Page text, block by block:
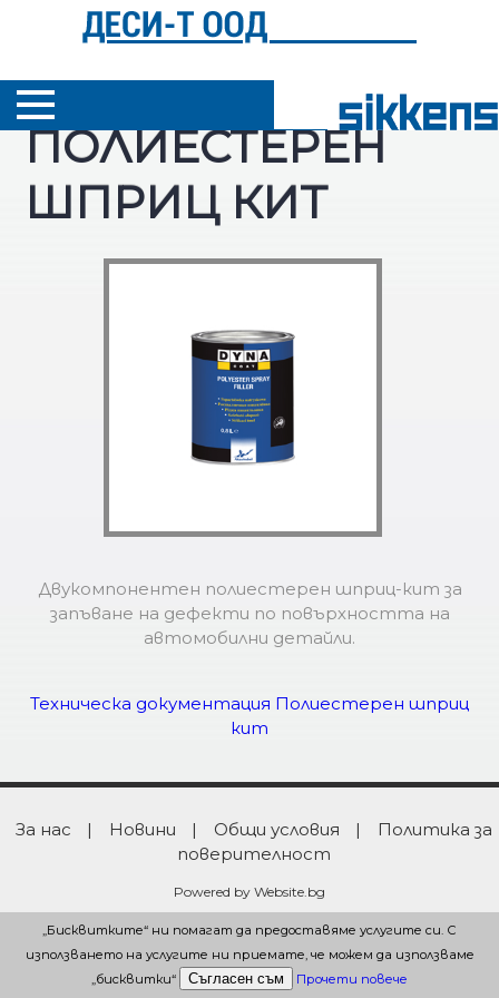
ЗА НАС
ПОЛИЕСТЕРЕН
ШПРИЦ КИТ
Двукомпонентен полиестерен шприц-кит за
запъване на дефекти по повърхността на
автомобилни детайли.
Техническа документация Полиестерен шприц
кит
За нас | Новини | Общи условия |
Политика за
поверителност
Powered by Website.bg
„Бисквитките“ ни помагат да предоставяме услугите си. С
използването на услугите ни приемате, че можем да използваме
„бисквитки“
Прочети повече
„Бисквитките“ ни помагат да предоставяме услугите си. С
използването на услугите ни приемате, че можем да използваме
„бисквитки“
Прочети повече